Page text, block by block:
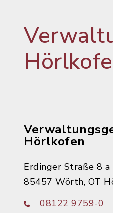
Hörlkofen
Erdinger Straße 8 a
85457 Wörth, OT
08122 9759-0